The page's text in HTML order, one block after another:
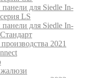
для Siedle In-
LS
для Siedle In-
2021